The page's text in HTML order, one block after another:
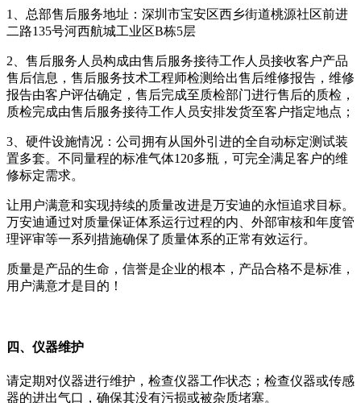
1、总部售后服务地址：深圳市宝安区西乡街道桃源社区前进
二路135号河西航城工业区B栋5层
2、售后服务人员构成由售后服务接待工作人员接收客户产品
售后信息，售后服务技术工程师检测给出售后维修报告，维修
报告由客户评估确定，售后完成至质检部门进行售后的质检，
质检完成由售后服务接待工作人员安排发货至客户指定地点；
3、硬件设施情况：公司拥有从国外引进的全自动标定测试装
置多套。不同量程的标准气体120多瓶，可完全满足客户的维
修标定需求。
让用户满意和实现持续的质量改进是万安迪的永恒追求目标。
万安迪通过对质量保证体系运行过程的内、外部审核和年度管
理评审等一系列措施确保了质量体系的正常有效运行。
质量是产品的生命，信誉是企业的根本，产品合格不是标准，
用户满意才是目的！
四、仪器维护
请定期对仪器进行维护，检查仪器工作状态；检查仪器或传感
器的进出气口，确保其没有污损或被杂质堵塞。